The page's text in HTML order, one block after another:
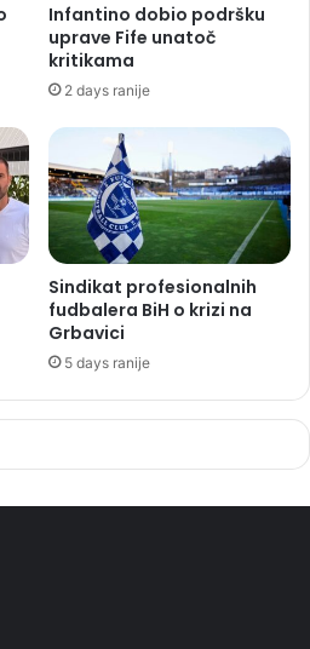
Infantino dobio podršku
uprave Fife unatoč
kritikama
2 days ranije
Sindikat profesionalnih
fudbalera BiH o krizi na
Grbavici
5 days ranije